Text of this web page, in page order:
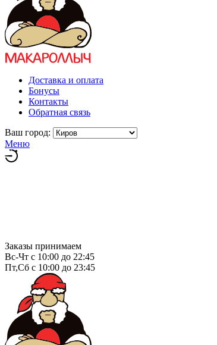
Доставка и оплата
Бонусы
Контакты
Обратная связь
Ваш город:
Меню
Заказы принимаем
Вс-Чт с 10:00 до 22:45
Пт,Сб с 10:00 до 23:45